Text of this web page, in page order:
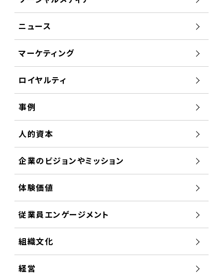
ニュース
マーケティング
ロイヤルティ
事例
人的資本
企業のビジョンやミッション
体験価値
従業員エンゲージメント
組織文化
経営